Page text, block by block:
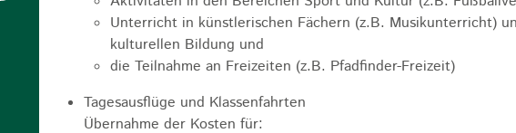
Unterricht in künstlerischen Fächern (z.B. Musikunterricht)
kulturellen Bildung und
die Teilnahme an Freizeiten (z.B. Pfadfinder-Freizeit)
Tagesausflüge und Klassenfahrten
Übernahme der Kosten für: